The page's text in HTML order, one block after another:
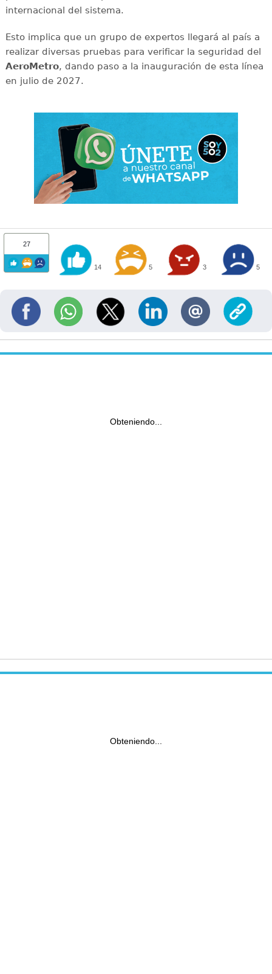
internacional del sistema.
Esto implica que un grupo de expertos llegará al país a
realizar diversas pruebas para verificar la seguridad del
AeroMetro, dando paso a la inauguración de esta línea
en julio de 2027.
27
14 5 3 5
Obteniendo...
Obteniendo...